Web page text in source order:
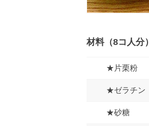
材料（8コ人分）
★片栗粉
★ゼラチン
★砂糖